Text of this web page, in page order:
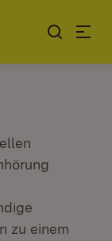
zu einem